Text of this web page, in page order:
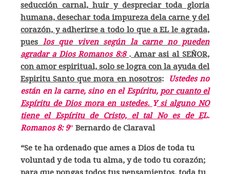
seducción carnal, huir y despreciar toda gloria
humana, desechar toda impureza dela carne y del
corazón, y adherirse a todo lo que a EL le agrada,
pues los que viven según la carne no pueden
agradar a Dios Romanos 8:8 .Amar asi al SEÑOR,
con amor espiritual, solo se logra con la ayuda del
Espiritu Santo que mora en nosotros:
Ustedes no
están en la carne, sino en el Espíritu, por cuanto el
Espíritu de Dios mora en ustedes. Ysi alguno NO
tiene el Espíritu de Cristo, el tal No es de EL.
Romanos 8: 9″ Bernardo de Claraval
“Se te ha ordenado que ames a Dios de toda tu
voluntad y de toda tu alma, y de todo tu corazón;